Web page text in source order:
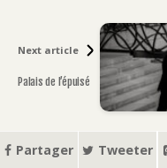
Next article
Palais de l’épuisé
Partager Tweeter